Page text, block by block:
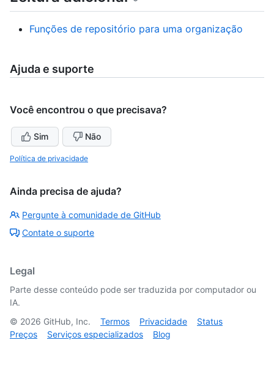
Funções de repositório para uma organização
Ajuda e suporte
Você encontrou o que precisava?
Sim Não
Política de privacidade
Ainda precisa de ajuda?
Pergunte à comunidade de GitHub
Contate o suporte
Legal
Parte desse conteúdo pode ser traduzida por computador ou
IA.
© 2026 GitHub, Inc. Termos Privacidade
Status
Preços
Serviços especializados Blog